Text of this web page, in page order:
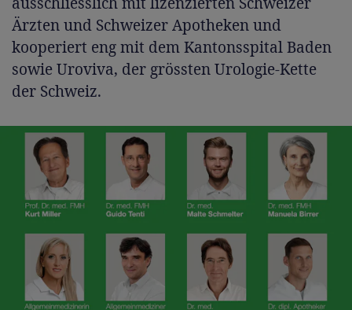
Ärzten und Schweizer Apotheken und
kooperiert eng mit dem Kantonsspital Baden
sowie Uroviva, der grössten Urologie-Kette
der Schweiz.